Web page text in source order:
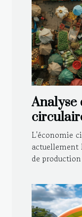
Analyse
les
L'économie
actuellement
de